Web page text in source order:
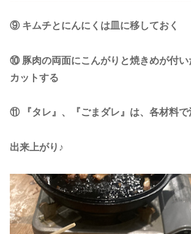
⑨ キムチとにんにくは皿に移しておく
⑩ 豚肉の両面にこんがりと焼きめが付い
カットする
⑪ 『タレ』、『ごまダレ』は、各材料で
出来上がり♪